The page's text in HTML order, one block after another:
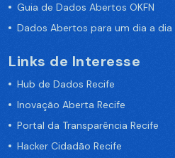
Guia de Dados Abertos OKFN
Dados Abertos para um dia a dia
Links de Interesse
Hub de Dados Recife
Inovação Aberta Recife
Portal da Transparência Recife
Hacker Cidadão Recife